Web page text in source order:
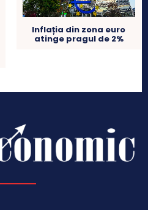
Inflația din zona euro
atinge pragul de 2%